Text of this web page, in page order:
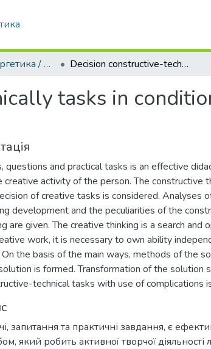
Техніка та енергетика / Machinery & Energetics Decision constructive-technically tasks in conditions of deformation of tasks maintenance
tasks in
questions and practical tasks is an effective
creative activity of the person. The constructive
of creative tasks is considered. Analyses
development and the peculiarities of the
are given. The creative thinking is a search and
work, it is necessary to own ability
On the basis of the main ways, methods of the
is formed. Transformation of the solution
technical tasks with use of complications
запитання та практичні завдання, є
який робить активної творчої